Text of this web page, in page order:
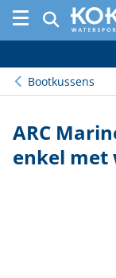
Bootkussens
ARC
enkel met